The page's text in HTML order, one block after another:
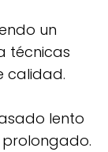
un
técnicas
calidad.
lento
prolongado.